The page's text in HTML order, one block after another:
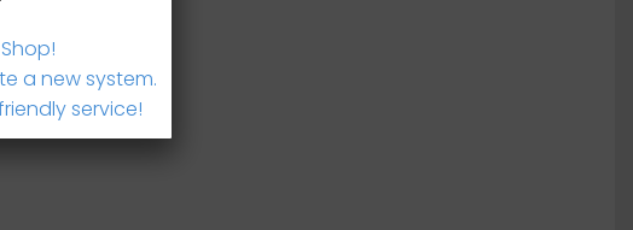
a new system.
service!